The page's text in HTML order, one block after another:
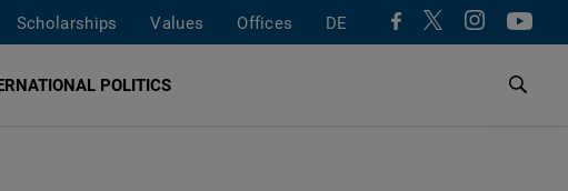
Scholarships Values Offices DE
POLITICS